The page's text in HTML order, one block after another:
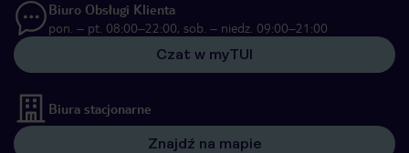
Biuro Obsługi Klienta
pon. – pt. 08:00–22:00, sob. – niedz. 09:00–21:00
Czat w myTUI
Biura stacjonarne
Znajdź na mapie